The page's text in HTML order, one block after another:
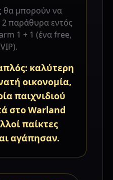
θα μπορούν να
παράθυρα εντός
1 + 1 (ένα free,
καλύτερη
οικονομία,
παιχνιδιού
στο Warland
παίκτες
αγάπησαν.